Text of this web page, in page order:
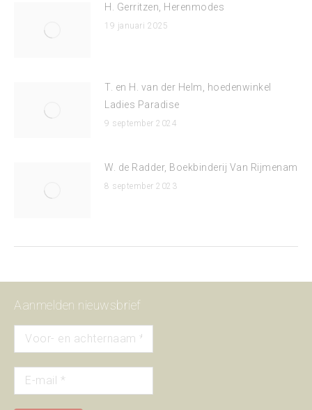
H. Gerritzen, Herenmodes
19 januari 2025
T. en H. van der Helm, hoedenwinkel
Ladies Paradise
9 september 2024
W. de Radder, Boekbinderij Van Rijmenam
8 september 2023
Aanmelden nieuwsbrief